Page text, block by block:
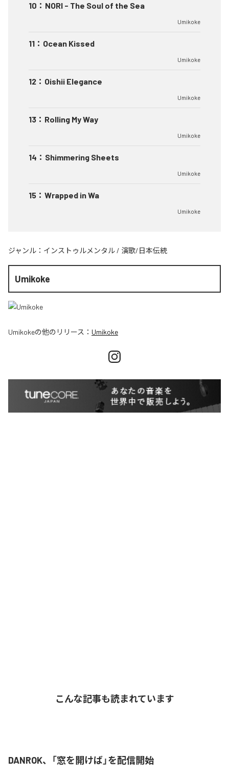
10 ： NORI - The Soul of the Sea
Umikoke
11 ： Ocean Kissed
Umikoke
12 ： Oishii Elegance
Umikoke
13 ： Rolling My Way
Umikoke
14 ： Shimmering Sheets
Umikoke
15 ： Wrapped in Wa
Umikoke
ジャンル： インストゥルメンタル / 演歌/日本伝統
Umikoke
Umikokeの他のリリース： Umikoke
こんな記事も読まれています
DANROK、「窓を開けば」を配信開始